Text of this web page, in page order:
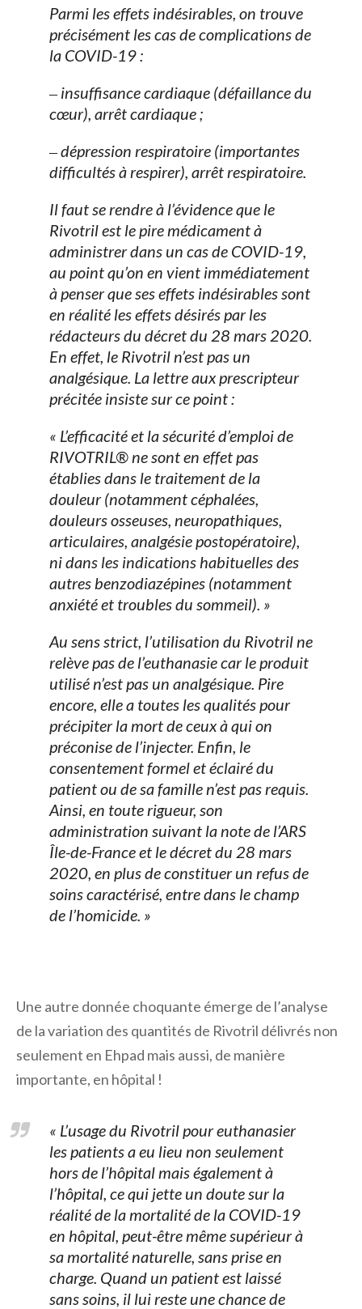
Parmi les effets indésirables, on trouve
précisément les cas de complications de
la COVID-19 :
‒ insuffisance cardiaque (défaillance du
cœur), arrêt cardiaque ;
‒ dépression respiratoire (importantes
difficultés à respirer), arrêt respiratoire.
Il faut se rendre à l’évidence que le
Rivotril est le pire médicament à
administrer dans un cas de COVID-19,
au point qu’on en vient immédiatement
à penser que ses effets indésirables sont
en réalité les effets désirés par les
rédacteurs du décret du 28 mars 2020.
En effet, le Rivotril n’est pas un
analgésique. La lettre aux prescripteur
précitée insiste sur ce point :
« L’efficacité et la sécurité d’emploi de
RIVOTRIL® ne sont en effet pas
établies dans le traitement de la
douleur (notamment céphalées,
douleurs osseuses, neuropathiques,
articulaires, analgésie postopératoire),
ni dans les indications habituelles des
autres benzodiazépines (notamment
anxiété et troubles du sommeil). »
Au sens strict, l’utilisation du Rivotril ne
relève pas de l’euthanasie car le produit
utilisé n’est pas un analgésique. Pire
encore, elle a toutes les qualités pour
précipiter la mort de ceux à qui on
préconise de l’injecter. Enfin, le
consentement formel et éclairé du
patient ou de sa famille n’est pas requis.
Ainsi, en toute rigueur, son
administration suivant la note de l’ARS
Île-de-France et le décret du 28 mars
2020, en plus de constituer un refus de
soins caractérisé, entre dans le champ
de l’homicide. »
Une autre donnée choquante émerge de l’analyse
de la variation des quantités de Rivotril délivrés non
seulement en Ehpad mais aussi, de manière
importante, en hôpital !
« L’usage du Rivotril pour euthanasier
les patients a eu lieu non seulement
hors de l’hôpital mais également à
l’hôpital, ce qui jette un doute sur la
réalité de la mortalité de la COVID-19
en hôpital, peut-être même supérieur à
sa mortalité naturelle, sans prise en
charge. Quand un patient est laissé
sans soins, il lui reste une chance de